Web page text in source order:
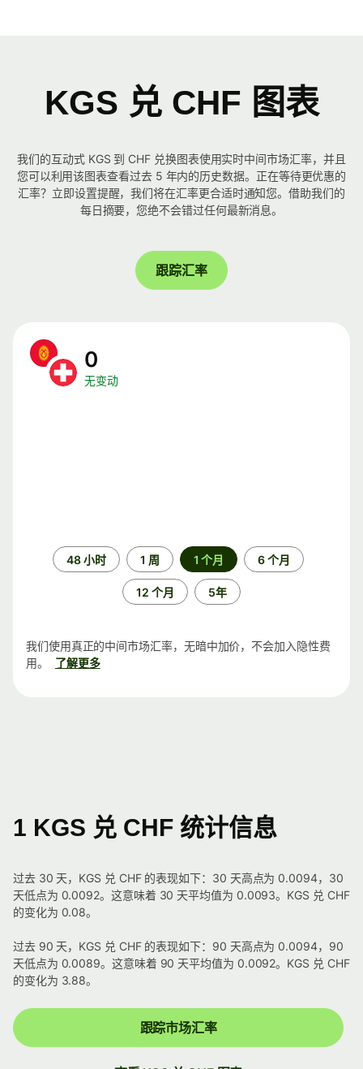
KGS 兑 CHF 图表
我们的互动式 KGS 到 CHF 兑换图表使用实时中间市场汇率，并且
您可以利用该图表查看过去 5 年内的历史数据。正在等待更优惠的
汇率？立即设置提醒，我们将在汇率更合适时通知您。借助我们的
每日摘要，您绝不会错过任何最新消息。
跟踪汇率
0
无变动
48 小时 1 周 1 个月 6 个月
12 个月 5年
我们使用真正的中间市场汇率，无暗中加价，不会加入隐性费
用。
了解更多
1 KGS 兑 CHF 统计信息
过去 30 天，KGS 兑 CHF 的表现如下：30 天高点为 0.0094，30
天低点为 0.0092。这意味着 30 天平均值为 0.0093。KGS 兑 CHF
的变化为 0.08。
过去 90 天，KGS 兑 CHF 的表现如下：90 天高点为 0.0094，90
天低点为 0.0089。这意味着 90 天平均值为 0.0092。KGS 兑 CHF
的变化为 3.88。
跟踪市场汇率